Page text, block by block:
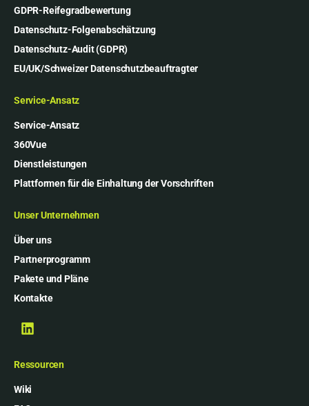
GDPR-Reifegradbewertung
Datenschutz-Folgenabschätzung
Datenschutz-Audit (GDPR)
EU/UK/Schweizer Datenschutzbeauftragter
Service-Ansatz
Service-Ansatz
360Vue
Dienstleistungen
Plattformen für die Einhaltung der Vorschriften
Unser Unternehmen
Über uns
Partnerprogramm
Pakete und Pläne
Kontakte
Ressourcen
Wiki